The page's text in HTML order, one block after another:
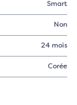
Smart
Non
24 mois
Corée